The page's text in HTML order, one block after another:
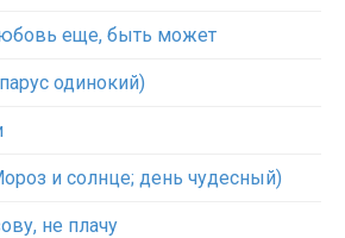
еще, быть может
одинокий)
и солнце; день чудесный)
не плачу